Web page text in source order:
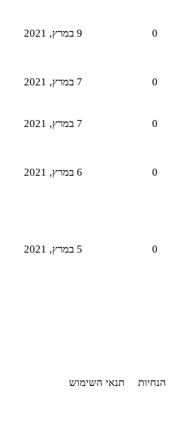
0 9 במרץ,‏ 2021
0 7 במרץ,‏ 2021
0 7 במרץ,‏ 2021
0 6 במרץ,‏ 2021
0 5 במרץ,‏ 2021
תנאי השימוש